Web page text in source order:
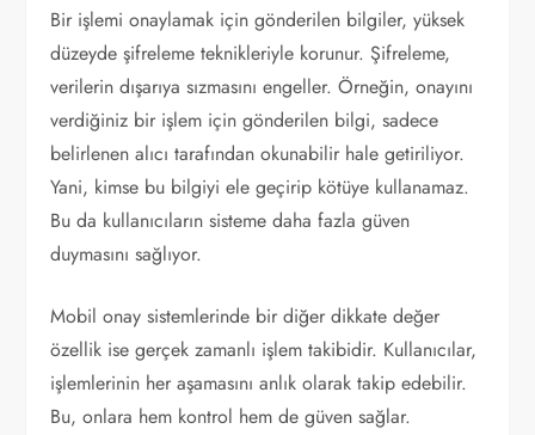
Bir işlemi onaylamak için gönderilen bilgiler, yüksek
düzeyde şifreleme teknikleriyle korunur. Şifreleme,
verilerin dışarıya sızmasını engeller. Örneğin, onayını
verdiğiniz bir işlem için gönderilen bilgi, sadece
belirlenen alıcı tarafından okunabilir hale getiriliyor.
Yani, kimse bu bilgiyi ele geçirip kötüye kullanamaz.
Bu da kullanıcıların sisteme daha fazla güven
duymasını sağlıyor.
Mobil onay sistemlerinde bir diğer dikkate değer
özellik ise gerçek zamanlı işlem takibidir. Kullanıcılar,
işlemlerinin her aşamasını anlık olarak takip edebilir.
Bu, onlara hem kontrol hem de güven sağlar.